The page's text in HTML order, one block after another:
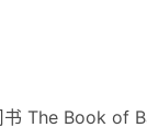
The Book of